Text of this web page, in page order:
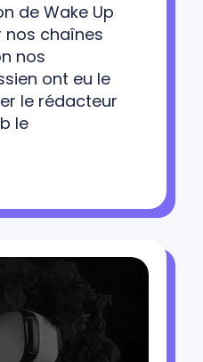
de Wake Up
nos chaînes
nos
ont eu le
le rédacteur
le